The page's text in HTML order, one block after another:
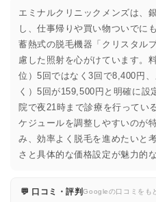
エミナルクリニックメンズは、
し、仕事帰りや買い物ついでに
蓄熱式の脱毛機器「クリスタル
慮した照射を心がけています。
位）5回ではなく3回で8,400円
く）5回が159,500円と明確に設
院で夜21時まで診療を行ってい
ケジュールを調整しやすいのが
み、効率よく脱毛を進めたいと
さと具体的な価格設定が魅力的
💬 口コミ・評判Googleの口コミをも